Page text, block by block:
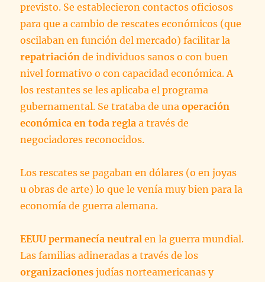
previsto. Se establecieron contactos oficiosos
para que a cambio de rescates económicos (que
oscilaban en función del mercado) facilitar la
repatriación de individuos sanos o con buen
nivel formativo o con capacidad económica. A
los restantes se les aplicaba el programa
gubernamental. Se trataba de unaoperación
económica en toda regla a través de
negociadores reconocidos.
Los rescates se pagaban en dólares (o en joyas
u obras de arte) lo que le venía muy bien para la
economía de guerra alemana.
EEUU permanecía neutralen la guerra mundial.
Las familias adineradas a través de los
organizaciones judías norteamericanas y